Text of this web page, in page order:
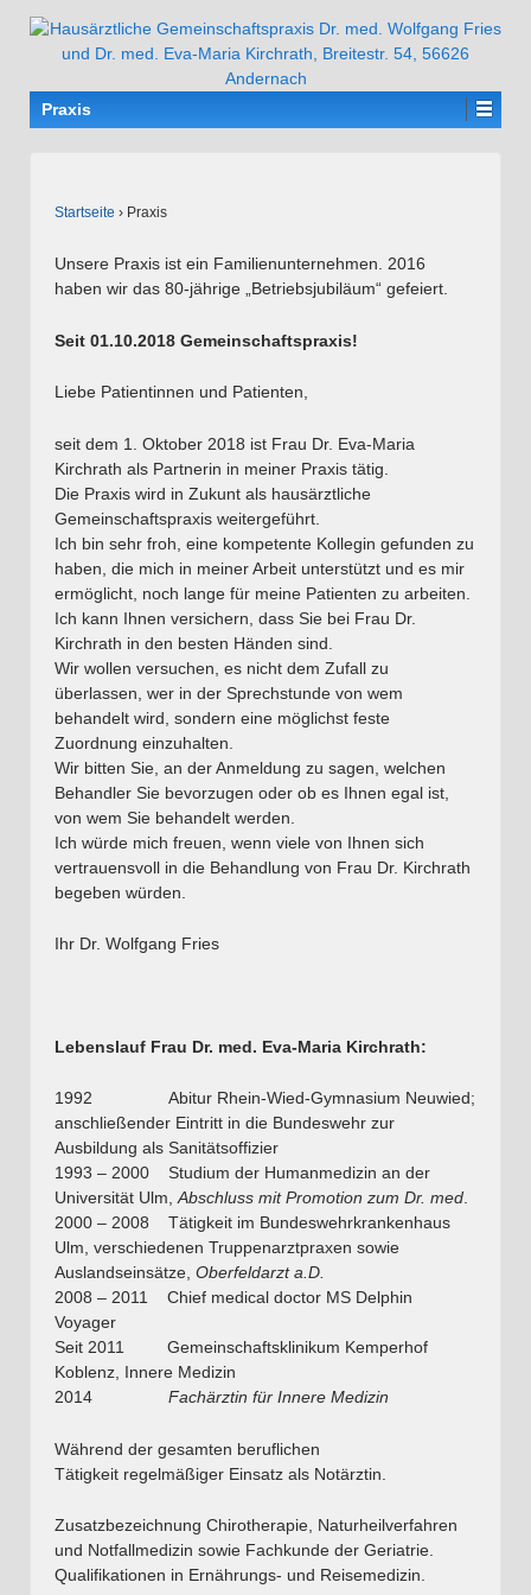
Praxis
Startseite › Praxis
Unsere Praxis ist ein Familienunternehmen. 2016
haben wir das 80-jährige „Betriebsjubiläum“ gefeiert.
Seit 01.10.2018 Gemeinschaftspraxis!
Liebe Patientinnen und Patienten,
seit dem 1. Oktober 2018 ist Frau Dr. Eva-Maria
Kirchrath als Partnerin in meiner Praxis tätig.
Die Praxis wird in Zukunt als hausärztliche
Gemeinschaftspraxis weitergeführt.
Ich bin sehr froh, eine kompetente Kollegin gefunden zu
haben, die mich in meiner Arbeit unterstützt und es mir
ermöglicht, noch lange für meine Patienten zu arbeiten.
Ich kann Ihnen versichern, dass Sie bei Frau Dr.
Kirchrath in den besten Händen sind.
Wir wollen versuchen, es nicht dem Zufall zu
überlassen, wer in der Sprechstunde von wem
behandelt wird, sondern eine möglichst feste
Zuordnung einzuhalten.
Wir bitten Sie, an der Anmeldung zu sagen, welchen
Behandler Sie bevorzugen oder ob es Ihnen egal ist,
von wem Sie behandelt werden.
Ich würde mich freuen, wenn viele von Ihnen sich
vertrauensvoll in die Behandlung von Frau Dr. Kirchrath
begeben würden.
Ihr Dr. Wolfgang Fries
Lebenslauf Frau Dr. med. Eva-Maria Kirchrath:
1992 Abitur Rhein-Wied-Gymnasium Neuwied;
anschließender Eintritt in die Bundeswehr zur
Ausbildung als Sanitätsoffizier
1993 – 2000 Studium der Humanmedizin an der
Universität Ulm, Abschluss mit Promotion zum Dr. med
2000 – 2008 Tätigkeit im Bundeswehrkrankenhaus
Ulm, verschiedenen Truppenarztpraxen sowie
Auslandseinsätze, Oberfeldarzt a.D.
2008 – 2011 Chief medical doctor MS Delphin
Voyager
Seit 2011 Gemeinschaftsklinikum Kemperhof
Koblenz, Innere Medizin
2014 Fachärztin für Innere Medizin
Während der gesamten beruflichen
Tätigkeit regelmäßiger Einsatz als Notärztin.
Zusatzbezeichnung Chirotherapie, Naturheilverfahren
und Notfallmedizin sowie Fachkunde der Geriatrie.
Qualifikationen in Ernährungs- und Reisemedizin.